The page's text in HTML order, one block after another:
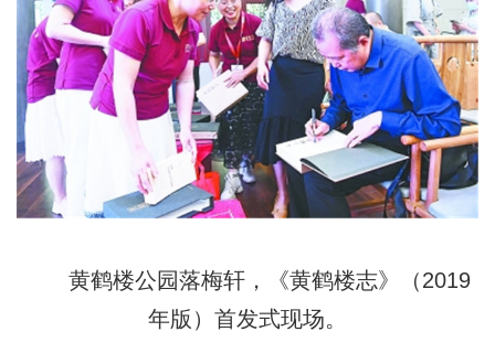
黄鹤楼公园落梅轩，《黄鹤楼志》（2019
年版）首发式现场。